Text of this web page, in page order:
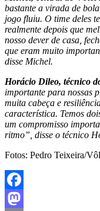
bastante a virada de
jogo fluiu. O time deles
realmente depois que
nosso dever de casa,
que eram muito
disse Michel.
Horácio Dileo, técnico
importante para nossas
muita cabeça e
característica. Temos
um compromisso
ritmo”, disse o técnico
Fotos: Pedro Teixeira/
Facebook